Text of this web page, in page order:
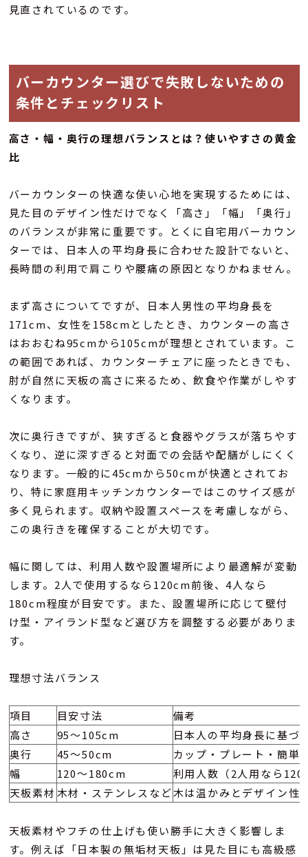
見直されているのです。
バーカウンター選びで失敗しないための
条件とチェックリスト
高さ・幅・奥行の理想バランスとは？使いやすさの黄金
比
バーカウンターの快適な使い心地を実現するためには、
見た目のデザイン性だけでなく「高さ」「幅」「奥行」
のバランスが非常に重要です。とくに自宅用バーカウン
ターでは、日本人の平均身長に合わせた設計でないと、
長時間の利用で肩こりや腰痛の原因となりかねません。
まず高さについてですが、日本人男性の平均身長を
171cm、女性を158cmとしたとき、カウンターの高さ
はおおむね95cmから105cmが理想とされています。こ
の範囲であれば、カウンターチェアに座ったときでも、
肘が自然に天板の高さに来るため、飲食や作業がしやす
くなります。
次に奥行きですが、狭すぎると食器やグラスが落ちやす
くなり、逆に深すぎると対面での会話や配膳がしにくく
なります。一般的に45cmから50cmが快適とされてお
り、特に家庭用キッチンカウンターではこのサイズ感が
多く見られます。収納や設置スペースを考慮しながら、
この奥行きを確保することが大切です。
幅に関しては、利用人数や設置場所により最適解が変動
します。2人で使用するなら120cm前後、4人なら
180cm程度が目安です。また、設置場所に応じて壁付
け型・アイランド型など選び方を調整する必要がありま
す。
理想寸法バランス
項目 目安寸法
高さ
95〜105cm
日本人の平均身長に基づ
奥行
45〜50cm
カップ・プレート・簡単
幅
120〜180cm
利用人数（2人用なら
天板素材 木材・ステンレスなど木は温かみとデザイン性
天板素材やフチの仕上げも使い勝手に大きく影響しま
す。例えば「日本製の無垢材天板」は見た目にも高級感